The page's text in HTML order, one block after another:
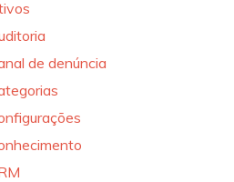
de denúncia